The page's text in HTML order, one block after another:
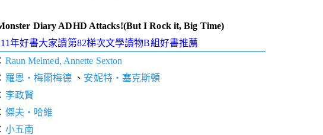
Diary ADHD Attacks!(But I Rock it, Big Time)
年好書大家讀第82梯次文學讀物B組好書推薦
Raun Melmed, Annette Sexton
羅恩‧梅爾梅德 、 安妮特‧塞克斯頓
李政賢
傑夫‧哈維
小五南